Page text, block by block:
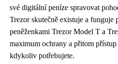
své digitální peníze spravovat
Trezor skutečně existuje a funguje
peněženkami Trezor Model T a
maximum ochrany a přitom
kdykoliv potřebujete.